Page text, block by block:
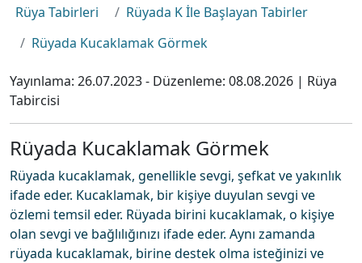
Rüya Tabirleri
Rüyada K İle Başlayan Tabirler
Rüyada Kucaklamak Görmek
Yayınlama: 26.07.2023- Düzenleme: 08.08.2026 | Rüya
Tabircisi
Rüyada Kucaklamak Görmek
Rüyada kucaklamak, genellikle sevgi, şefkat ve yakınlık
ifade eder. Kucaklamak, bir kişiye duyulan sevgi ve
özlemi temsil eder. Rüyada birini kucaklamak, o kişiye
olan sevgi ve bağlılığınızı ifade eder. Aynı zamanda
rüyada kucaklamak, birine destek olma isteğinizi ve